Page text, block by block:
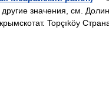
значения, см.
Topçıköy